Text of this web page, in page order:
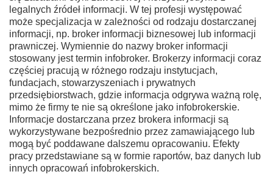
legalnych źródeł informacji. W tej profesji występować
może specjalizacja w zależności od rodzaju dostarczanej
informacji, np. broker informacji biznesowej lub informacji
prawniczej. Wymiennie do nazwy broker informacji
stosowany jest termin infobroker. Brokerzy informacji coraz
częściej pracują w różnego rodzaju instytucjach,
fundacjach, stowarzyszeniach i prywatnych
przedsiębiorstwach, gdzie informacja odgrywa ważną rolę,
mimo że firmy te nie są określone jako infobrokerskie.
Informacje dostarczana przez brokera informacji są
wykorzystywane bezpośrednio przez zamawiającego lub
mogą być poddawane dalszemu opracowaniu. Efekty
pracy przedstawiane są w formie raportów, baz danych lub
innych opracowań infobrokerskich.